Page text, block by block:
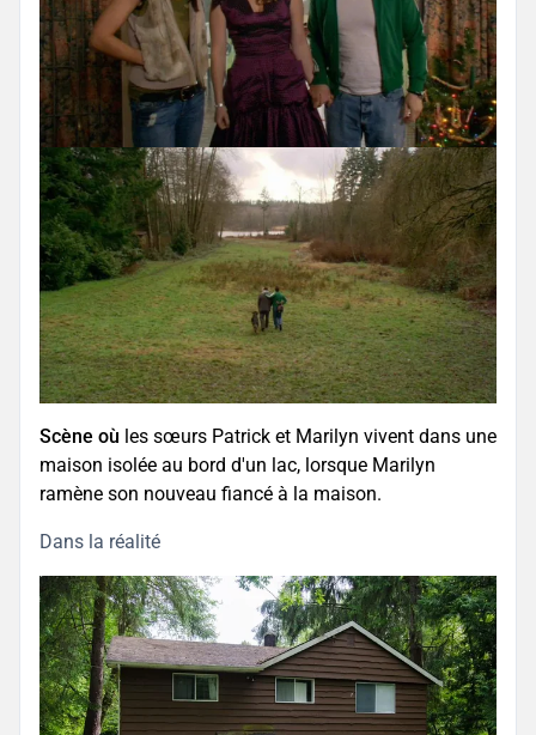
Scène où les sœurs Patrick et Marilyn vivent dans une
maison isolée au bord d'un lac, lorsque Marilyn
ramène son nouveau fiancé à la maison.
Dans la réalité